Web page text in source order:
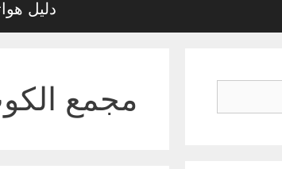
دليل
مجمع